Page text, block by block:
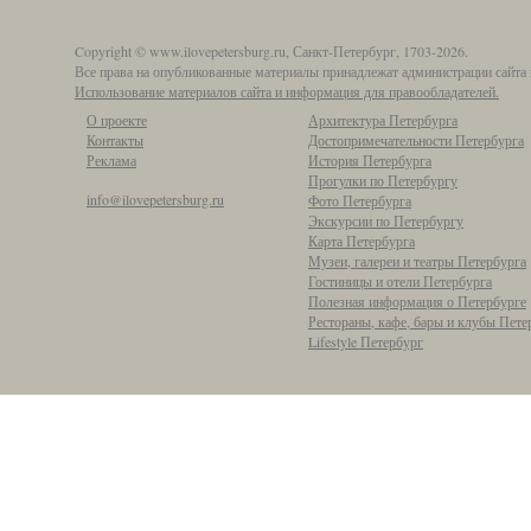
Copyright © www.ilovepetersburg.ru, Санкт-Петербург, 1703-2026.
Все права на опубликованные материалы принадлежат администрации
Использование материалов сайта и информация для правообладателей.
О проекте
Контакты
Реклама
info@ilovepetersburg.ru
Архитектура Петербурга
Достопримечательности Петербурга
История Петербурга
Прогулки по Петербургу
Фото Петербурга
Экскурсии по Петербургу
Карта Петербурга
Музеи, галереи и театры Петербурга
Гостиницы и отели Петербурга
Полезная информация о Петербурге
Рестораны, кафе, бары и клубы
Lifestyle Петербург